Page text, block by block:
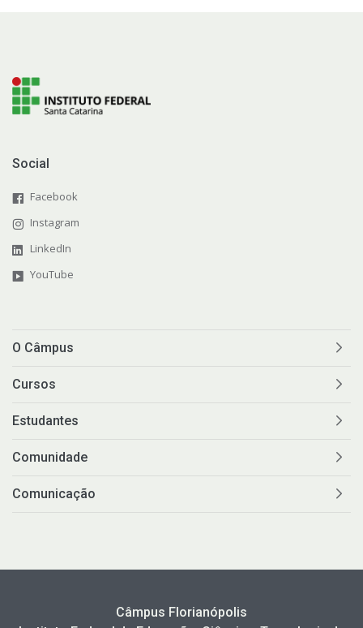
Social
Facebook
Instagram
LinkedIn
YouTube
O Câmpus
Cursos
Estudantes
Comunidade
Comunicação
Câmpus Florianópolis